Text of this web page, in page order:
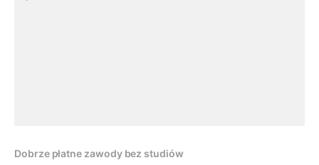
Dobrze płatne zawody bez studiów